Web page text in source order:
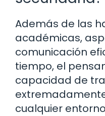
Además de las
académicas,
comunicación
tiempo, el
capacidad de
cualquier